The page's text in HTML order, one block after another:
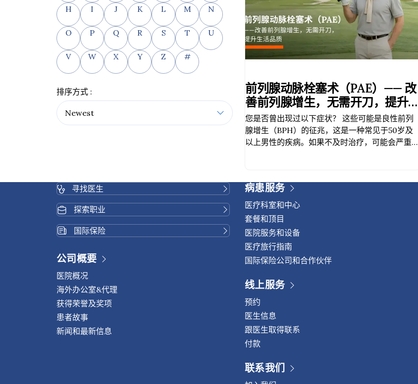
H I J K L M N
O P Q R S T U
V W X Y Z #
排序方式 :
前列腺动脉栓塞术（PAE）—— 改
善前列腺增生，无需开刀，提升生
活品质
您是否曾出现过以下症状？ 这些可能是良性前列
腺增生（BPH）的征兆，这是一种常见于50岁及
以上男性的疾病。如果不及时治疗，可能会严重影
40%。它能缓解排尿困难，且不影响性功能。
PAE 治疗的优势 研究显示，约有75%至80%的患
者在接受 PAE 治疗后症状得到明显改善。排尿变
得更加顺畅，尿频症状也得到有效缓解。疗效通常
在1至2个月内开始显现，前列腺会在5至6个月内持
续缩小。 如需了解更多信息，请联系： 威它尼国
际医院泌尿科和男性健康中心电话：(+66)2-734-
寻找医生
探索职业
国际保险
公司概要
医院概况
海外办公室&代理
获得荣誉及奖项
患者故事
新闻和最新信息
病患服务
医疗科室和中心
套餐和顶目
医院服务和设备
医疗旅行指南
国际保险公司和合作伙伴
线上服务
预约
医生信息
跟医生取得联系
付款
联系我们